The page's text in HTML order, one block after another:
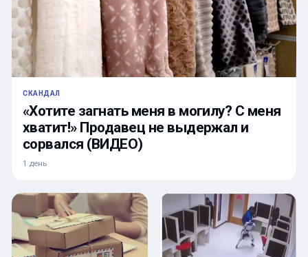
СКАНДАЛ
«Хотите загнать меня в могилу? С меня
хватит!» Продавец не выдержал и
сорвался (ВИДЕО)
1 день